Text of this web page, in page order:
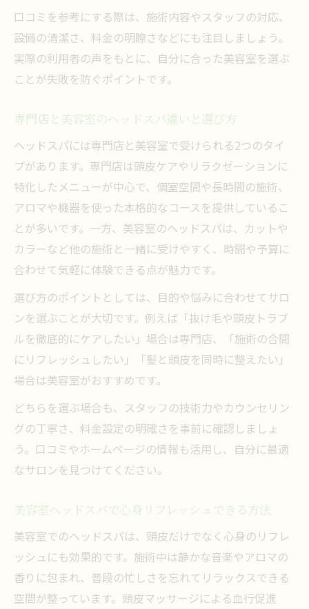
口コミを参考にする際は、施術内容やスタッフの対応、
設備の清潔さ、料金の明瞭さなどにも注目しましょう。
実際の利用者の声をもとに、自分に合った美容室を選ぶ
ことが失敗を防ぐポイントです。
専門店と美容室のヘッドスパ違いと選び方
ヘッドスパには専門店と美容室で受けられる2つのタイ
プがあります。専門店は頭皮ケアやリラクゼーションに
特化したメニューが中心で、個室空間や長時間の施術、
アロマや機器を使った本格的なコースを提供しているこ
とが多いです。一方、美容室のヘッドスパは、カットや
カラーなど他の施術と一緒に受けやすく、時間や予算に
合わせて気軽に体験できる点が魅力です。
選び方のポイントとしては、目的や悩みに合わせてサロ
ンを選ぶことが大切です。例えば「抜け毛や頭皮トラブ
ルを徹底的にケアしたい」場合は専門店、「施術の合間
にリフレッシュしたい」「髪と頭皮を同時に整えたい」
場合は美容室がおすすめです。
どちらを選ぶ場合も、スタッフの技術力やカウンセリン
グの丁寧さ、料金設定の明確さを事前に確認しましょ
う。口コミやホームページの情報も活用し、自分に最適
なサロンを見つけてください。
美容室ヘッドスパで心身リフレッシュできる方法
美容室でのヘッドスパは、頭皮だけでなく心身のリフレ
ッシュにも効果的です。施術中は静かな音楽やアロマの
香りに包まれ、普段の忙しさを忘れてリラックスできる
空間が整っています。頭皮マッサージによる血行促進